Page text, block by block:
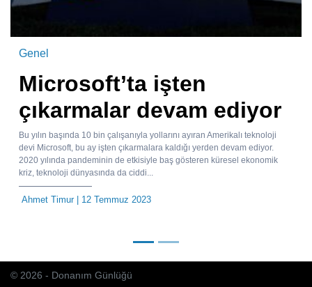
Genel
Microsoft’ta işten
çıkarmalar devam ediyor
Bu yılın başında 10 bin çalışanıyla yollarını ayıran Amerikalı teknoloji
devi Microsoft, bu ay işten çıkarmalara kaldığı yerden devam ediyor.
2020 yılında pandeminin de etkisiyle baş gösteren küresel ekonomik
kriz, teknoloji dünyasında da ciddi...
Ahmet Timur| 12 Temmuz 2023
© 2026 - Donanım Günlüğü